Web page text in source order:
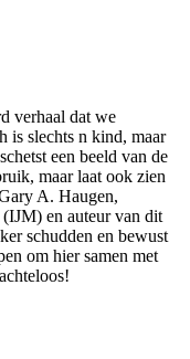
verhaal dat we
slechts n kind, maar
een beeld van de
maar laat ook zien
A. Haugen,
en auteur van dit
schudden en bewust
om hier samen met